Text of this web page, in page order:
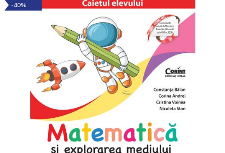
-40%